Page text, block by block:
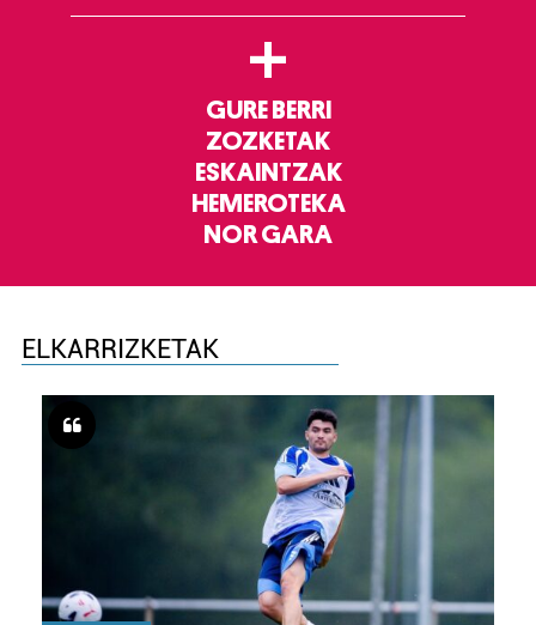
+
GURE BERRI
ZOZKETAK
ESKAINTZAK
HEMEROTEKA
NOR GARA
ELKARRIZKETAK